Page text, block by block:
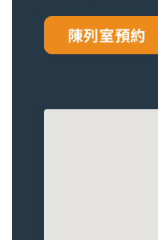
陳列室預約